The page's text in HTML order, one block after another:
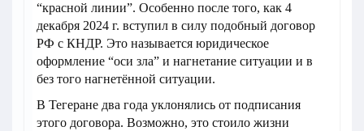
“красной линии”. Особенно после того, как 4
декабря 2024 г. вступил в силу подобный договор
РФ с КНДР. Это называется юридическое
оформление “оси зла” и нагнетание ситуации и в
без того нагнетённой ситуации.
В Тегеране два года уклонялись от подписания
этого договора. Возможно, это стоило жизни